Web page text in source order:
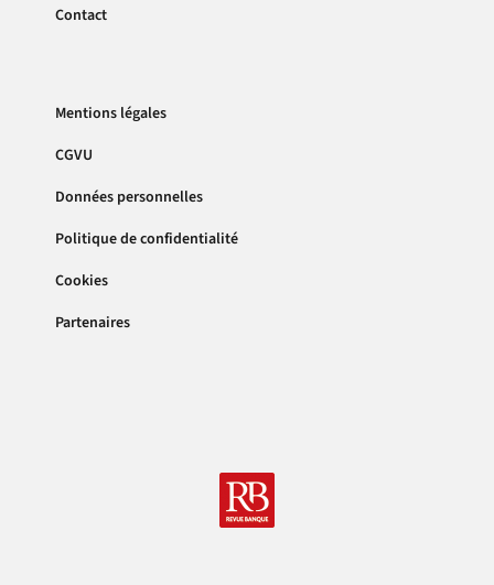
Contact
Mentions légales
CGVU
Données personnelles
Politique de confidentialité
Cookies
Partenaires